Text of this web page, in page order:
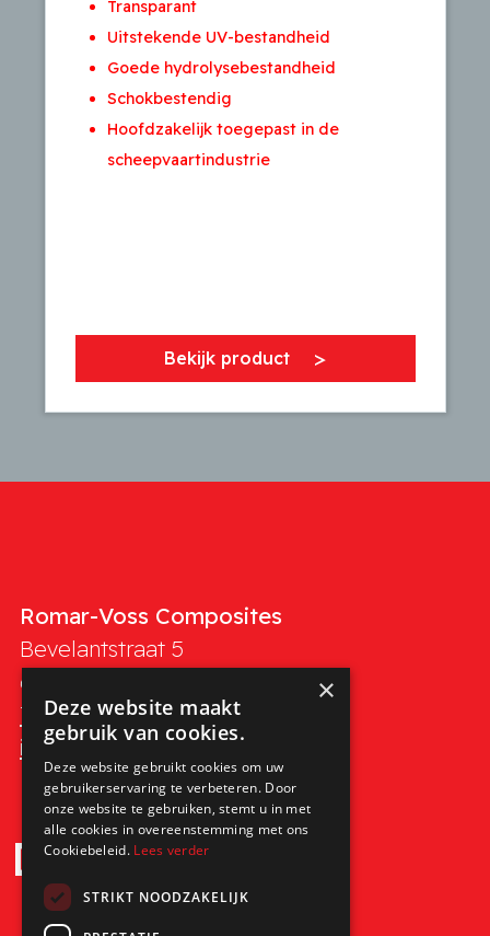
Transparant
Uitstekende UV-bestandheid
Goede hydrolysebestandheid
Schokbestendig
Hoofdzakelijk toegepast in de
scheepvaartindustrie
Bekijk product
Romar-Voss Composites
Bevelantstraat 5
6088 PB
Tel. +31 (0)475 49 10 19
info@romar-voss.nl
×
Deze website maakt
gebruik van cookies.
Deze website gebruikt cookies om uw
gebruikerservaring te verbeteren. Door
onze website te gebruiken, stemt u in met
alle cookies in overeenstemming met ons
Cookiebeleid. Lees verder
STRIKT NOODZAKELIJK